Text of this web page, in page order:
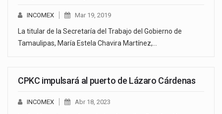
INCOMEX Mar 19, 2019
La titular de la Secretaría del Trabajo del Gobierno de
Tamaulipas, María Estela Chavira Martínez,…
CPKC impulsará al puerto de Lázaro Cárdenas
INCOMEX Abr 18, 2023